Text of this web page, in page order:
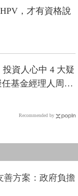
，才有資格說
資人心中 4 大疑
基金經理人周力
Recommended by
善方案：政府負擔